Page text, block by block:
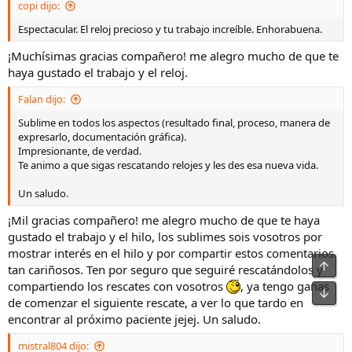
información del reloj (honestamente, tampoco yo quise marear
precio de venta) pues tenía curiosidad por saber qué referencia de
modelo era la de este Citizen, qué movimiento montaba, qué fecha
estimada de fabricación podría tener y, sobre todo, en qué estado
estaban el resto de elementos que no se veían en las fotos. Y esto
último, aunque me lo podía imaginar a tenor del estado del
conjunto de componentes mostrados en las instantáneas, he de
decir, que hubo cosas que me sorprendieron bastante y que a
continuación pasaré a comentar.
Cuando llegó, de lo primero que me percaté al tenerlo en la mano
antes de seguir manipulándolo me puse unos guantes; la suciedad
acumulada en los relojes cada vez me genera más aversión, sobre
todo si hay tanta como en este caso.
Una vez enfundadas las manos en látex pasé a la auscultación del
paciente, previamente no parecía haber vida en el movimiento al
agitarlo un poco, pero me llevé una agradable sorpresa al ver que
actuando sobre la corona las manecillas se movían sin problemas y
que además esto generaba cierto movimiento en la segundera
(cosa que también indicaba que el movimiento no disponía de
"hacking"), "¡Sí, todavía hay vida en este ciudadano!" pensé.
copi dijo:
Espectacular. El reloj precioso y tu trabajo increíble. Enhorabuena.
¡Muchísimas gracias compañero! me alegro mucho de que te
haya gustado el trabajo y el reloj.
Falan dijo:
Sublime en todos los aspectos (resultado final, proceso, manera de
expresarlo, documentación gráfica).
Impresionante, de verdad.
Te animo a que sigas rescatando relojes y les des esa nueva vida.
Un saludo.
¡Mil gracias compañero! me alegro mucho de que te haya
gustado el trabajo y el hilo, los sublimes sois vosotros por
mostrar interés en el hilo y por compartir estos comentarios
tan cariñosos. Ten por seguro que seguiré rescatándolos y
compartiendo los rescates con vosotros
, ya tengo ganas
de comenzar el siguiente rescate, a ver lo que tardo en
encontrar al próximo paciente jejej. Un saludo.
mistral804 dijo:
Pie